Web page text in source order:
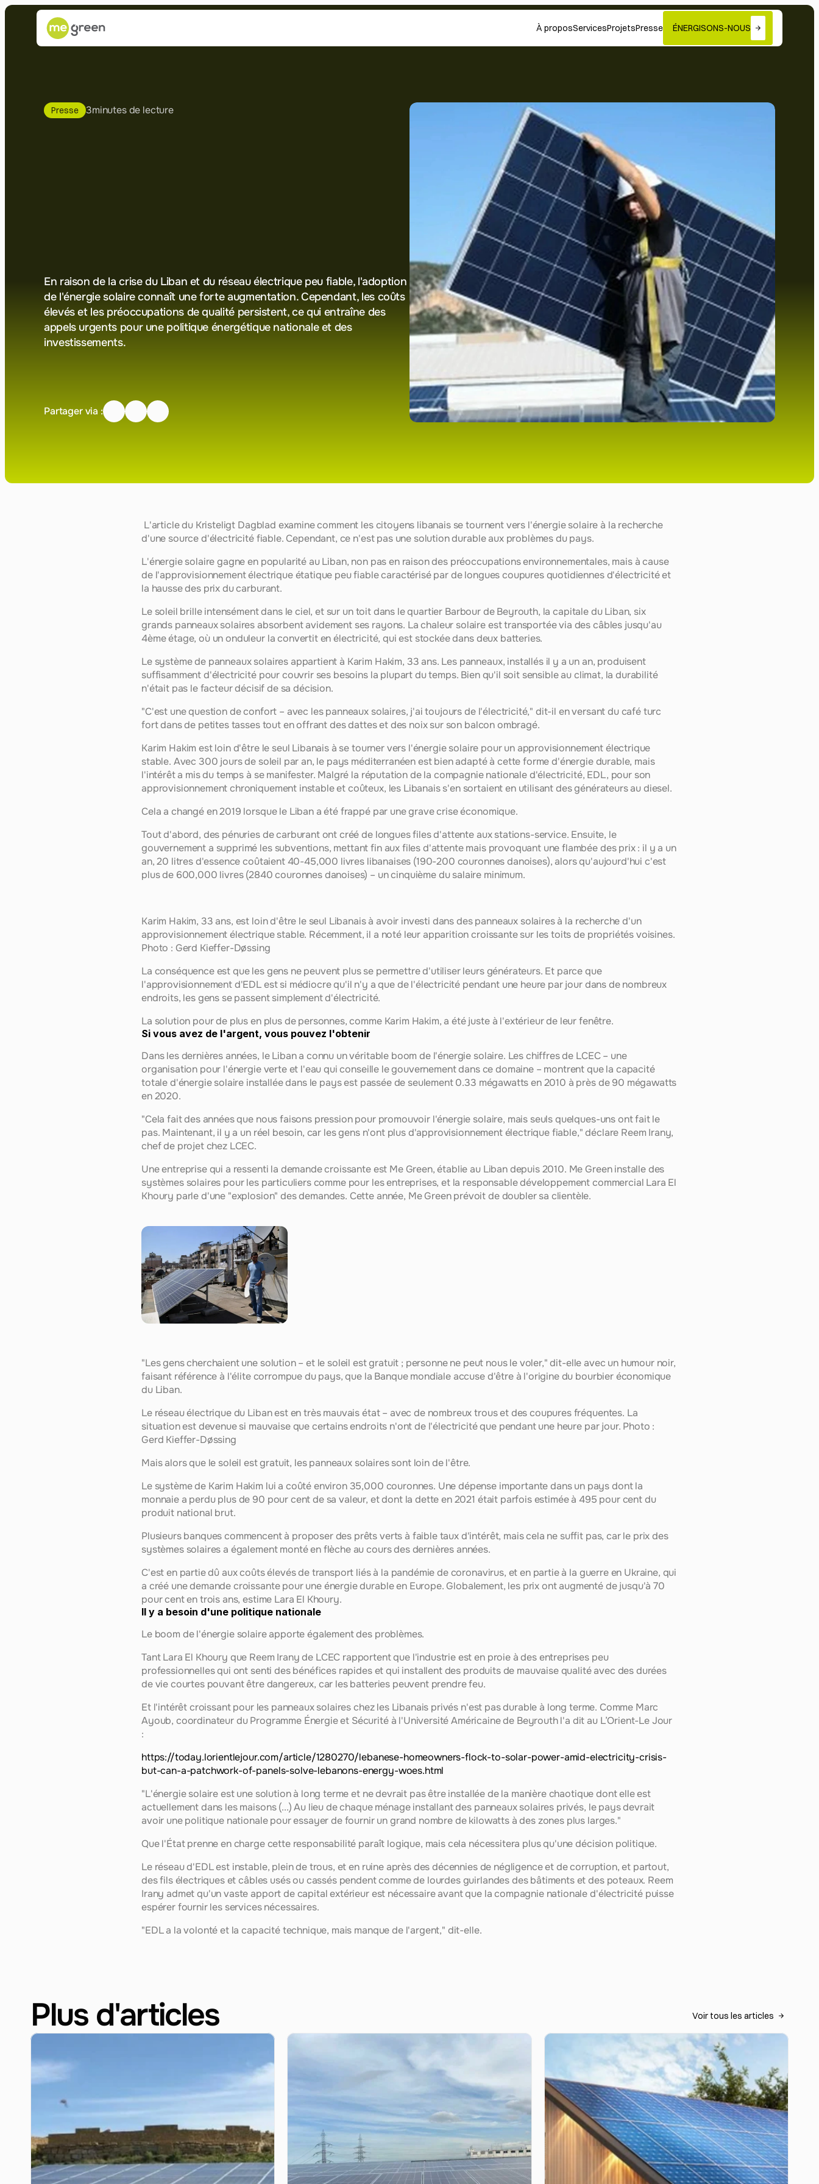
À proposServicesProjetsPresse ÉNERGISONS-NOUS
Presse 3minutes de lecture
En raison de la crise du Liban et du réseau électrique peu fiable, l'adoption
de l'énergie solaire connaît une forte augmentation. Cependant, les coûts
élevés et les préoccupations de qualité persistent, ce qui entraîne des
appels urgents pour une politique énergétique nationale et des
investissements.
Partager via :
L'article du Kristeligt Dagblad examine comment les citoyens libanais se tournent vers l'énergie solaire à la recherche
d'une source d'électricité fiable. Cependant, ce n'est pas une solution durable aux problèmes du pays.
L'énergie solaire gagne en popularité au Liban, non pas en raison des préoccupations environnementales, mais à cause
de l'approvisionnement électrique étatique peu fiable caractérisé par de longues coupures quotidiennes d'électricité et
la hausse des prix du carburant.
Le soleil brille intensément dans le ciel, et sur un toit dans le quartier Barbour de Beyrouth, la capitale du Liban, six
grands panneaux solaires absorbent avidement ses rayons. La chaleur solaire est transportée via des câbles jusqu'au
4ème étage, où un onduleur la convertit en électricité, qui est stockée dans deux batteries.
Le système de panneaux solaires appartient à Karim Hakim, 33 ans. Les panneaux, installés il y a un an, produisent
suffisamment d'électricité pour couvrir ses besoins la plupart du temps. Bien qu'il soit sensible au climat, la durabilité
n'était pas le facteur décisif de sa décision.
"C'est une question de confort – avec les panneaux solaires, j'ai toujours de l'électricité," dit-il en versant du café turc
fort dans de petites tasses tout en offrant des dattes et des noix sur son balcon ombragé.
Karim Hakim est loin d'être le seul Libanais à se tourner vers l'énergie solaire pour un approvisionnement électrique
stable. Avec 300 jours de soleil par an, le pays méditerranéen est bien adapté à cette forme d'énergie durable, mais
l'intérêt a mis du temps à se manifester. Malgré la réputation de la compagnie nationale d'électricité, EDL, pour son
approvisionnement chroniquement instable et coûteux, les Libanais s'en sortaient en utilisant des générateurs au diesel.
Cela a changé en 2019 lorsque le Liban a été frappé par une grave crise économique.
Tout d'abord, des pénuries de carburant ont créé de longues files d'attente aux stations-service. Ensuite, le
gouvernement a supprimé les subventions, mettant fin aux files d'attente mais provoquant une flambée des prix : il y a un
an, 20 litres d'essence coûtaient 40-45,000 livres libanaises (190-200 couronnes danoises), alors qu'aujourd'hui c'est
plus de 600,000 livres (2840 couronnes danoises) – un cinquième du salaire minimum.
Karim Hakim, 33 ans, est loin d'être le seul Libanais à avoir investi dans des panneaux solaires à la recherche d'un
approvisionnement électrique stable. Récemment, il a noté leur apparition croissante sur les toits de propriétés voisines.
Photo : Gerd Kieffer-Døssing
La conséquence est que les gens ne peuvent plus se permettre d'utiliser leurs générateurs. Et parce que
l'approvisionnement d'EDL est si médiocre qu'il n'y a que de l'électricité pendant une heure par jour dans de nombreux
endroits, les gens se passent simplement d'électricité.
La solution pour de plus en plus de personnes, comme Karim Hakim, a été juste à l'extérieur de leur fenêtre.
Si vous avez de l'argent, vous pouvez l'obtenir
Dans les dernières années, le Liban a connu un véritable boom de l'énergie solaire. Les chiffres de LCEC – une
organisation pour l'énergie verte et l'eau qui conseille le gouvernement dans ce domaine – montrent que la capacité
totale d'énergie solaire installée dans le pays est passée de seulement 0.33 mégawatts en 2010 à près de 90 mégawatts
en 2020.
"Cela fait des années que nous faisons pression pour promouvoir l'énergie solaire, mais seuls quelques-uns ont fait le
pas. Maintenant, il y a un réel besoin, car les gens n'ont plus d'approvisionnement électrique fiable," déclare Reem Irany,
chef de projet chez LCEC.
Une entreprise qui a ressenti la demande croissante est Me Green, établie au Liban depuis 2010. Me Green installe des
systèmes solaires pour les particuliers comme pour les entreprises, et la responsable développement commercial Lara El
Khoury parle d'une "explosion" des demandes. Cette année, Me Green prévoit de doubler sa clientèle.
"Les gens cherchaient une solution – et le soleil est gratuit ; personne ne peut nous le voler," dit-elle avec un humour noir,
faisant référence à l'élite corrompue du pays, que la Banque mondiale accuse d'être à l'origine du bourbier économique
du Liban.
Le réseau électrique du Liban est en très mauvais état – avec de nombreux trous et des coupures fréquentes. La
situation est devenue si mauvaise que certains endroits n'ont de l'électricité que pendant une heure par jour. Photo :
Gerd Kieffer-Døssing
Mais alors que le soleil est gratuit, les panneaux solaires sont loin de l'être.
Le système de Karim Hakim lui a coûté environ 35,000 couronnes. Une dépense importante dans un pays dont la
monnaie a perdu plus de 90 pour cent de sa valeur, et dont la dette en 2021 était parfois estimée à 495 pour cent du
produit national brut.
Plusieurs banques commencent à proposer des prêts verts à faible taux d'intérêt, mais cela ne suffit pas, car le prix des
systèmes solaires a également monté en flèche au cours des dernières années.
C'est en partie dû aux coûts élevés de transport liés à la pandémie de coronavirus, et en partie à la guerre en Ukraine, qui
a créé une demande croissante pour une énergie durable en Europe. Globalement, les prix ont augmenté de jusqu'à 70
pour cent en trois ans, estime Lara El Khoury.
Il y a besoin d'une politique nationale
Le boom de l'énergie solaire apporte également des problèmes.
Tant Lara El Khoury que Reem Irany de LCEC rapportent que l'industrie est en proie à des entreprises peu
professionnelles qui ont senti des bénéfices rapides et qui installent des produits de mauvaise qualité avec des durées
de vie courtes pouvant être dangereux, car les batteries peuvent prendre feu.
Et l'intérêt croissant pour les panneaux solaires chez les Libanais privés n'est pas durable à long terme. Comme Marc
Ayoub, coordinateur du Programme Énergie et Sécurité à l'Université Américaine de Beyrouth l'a dit au L’Orient-Le Jour
:
https://today.lorientlejour.com/article/1280270/lebanese-homeowners-flock-to-solar-power-amid-electricity-crisis-
but-can-a-patchwork-of-panels-solve-lebanons-energy-woes.html
"L'énergie solaire est une solution à long terme et ne devrait pas être installée de la manière chaotique dont elle est
actuellement dans les maisons (...) Au lieu de chaque ménage installant des panneaux solaires privés, le pays devrait
avoir une politique nationale pour essayer de fournir un grand nombre de kilowatts à des zones plus larges."
Que l'État prenne en charge cette responsabilité paraît logique, mais cela nécessitera plus qu'une décision politique.
Le réseau d'EDL est instable, plein de trous, et en ruine après des décennies de négligence et de corruption, et partout,
des fils électriques et câbles usés ou cassés pendent comme de lourdes guirlandes des bâtiments et des poteaux. Reem
Irany admet qu'un vaste apport de capital extérieur est nécessaire avant que la compagnie nationale d'électricité puisse
espérer fournir les services nécessaires.
"EDL a la volonté et la capacité technique, mais manque de l'argent," dit-elle.
Plus d'articles Voir tous les articles